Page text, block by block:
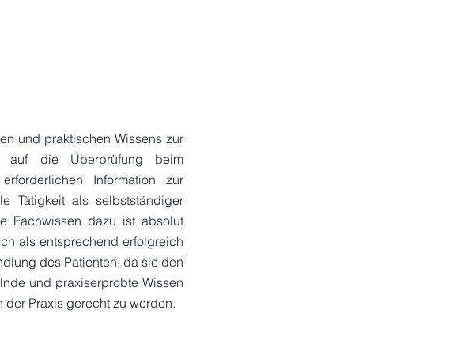
und praktischen Wissens zur
auf die Überprüfung beim
Information zur
Tätigkeit als selbstständiger
Fachwissen dazu ist absolut
als entsprechend erfolgreich
des Patienten, da sie den
und praxiserprobte Wissen
Praxis gerecht zu werden.